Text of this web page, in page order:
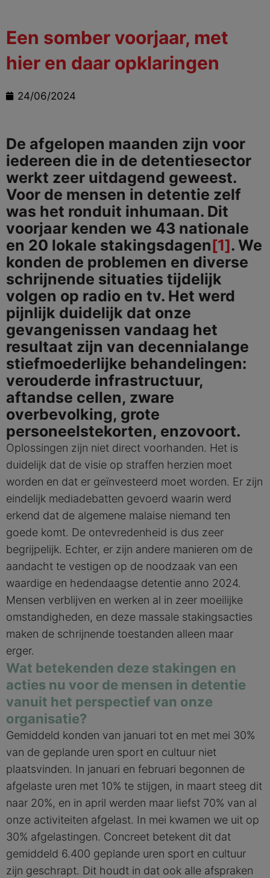
Een somber voorjaar, met
hier en daar opklaringen
24/06/2024
De afgelopen maanden zijn voor
iedereen die in de detentiesector
werkt zeer uitdagend geweest.
Voor de mensen in detentie zelf
was het ronduit inhumaan. Dit
voorjaar kenden we 43 nationale
en 20 lokale stakingsdagen[1]. We
konden de problemen en diverse
schrijnende situaties tijdelijk
volgen op radio en tv. Het werd
pijnlijk duidelijk dat onze
gevangenissen vandaag het
resultaat zijn van decennialange
stiefmoederlijke behandelingen:
verouderde infrastructuur,
aftandse cellen, zware
overbevolking, grote
personeelstekorten, enzovoort.
Oplossingen zijn niet direct voorhanden. Het is
duidelijk dat de visie op straffen herzien moet
worden en dat er geïnvesteerd moet worden. Er zijn
eindelijk mediadebatten gevoerd waarin werd
erkend dat de algemene malaise niemand ten
goede komt. De ontevredenheid is dus zeer
begrijpelijk. Echter, er zijn andere manieren om de
aandacht te vestigen op de noodzaak van een
waardige en hedendaagse detentie anno 2024.
Mensen verblijven en werken al in zeer moeilijke
omstandigheden, en deze massale stakingsacties
maken de schrijnende toestanden alleen maar
erger.
Wat betekenden deze stakingen en
acties nu voor de mensen in detentie
vanuit het perspectief van onze
organisatie?
Gemiddeld konden van januari tot en met mei 30%
van de geplande uren sport en cultuur niet
plaatsvinden. In januari en februari begonnen de
afgelaste uren met 10% te stijgen, in maart steeg dit
naar 20%, en in april werden maar liefst 70% van al
onze activiteiten afgelast. In mei kwamen we uit op
30% afgelastingen. Concreet betekent dit dat
gemiddeld 6.400 geplande uren sport en cultuur
zijn geschrapt. Dit houdt in dat ook alle afspraken